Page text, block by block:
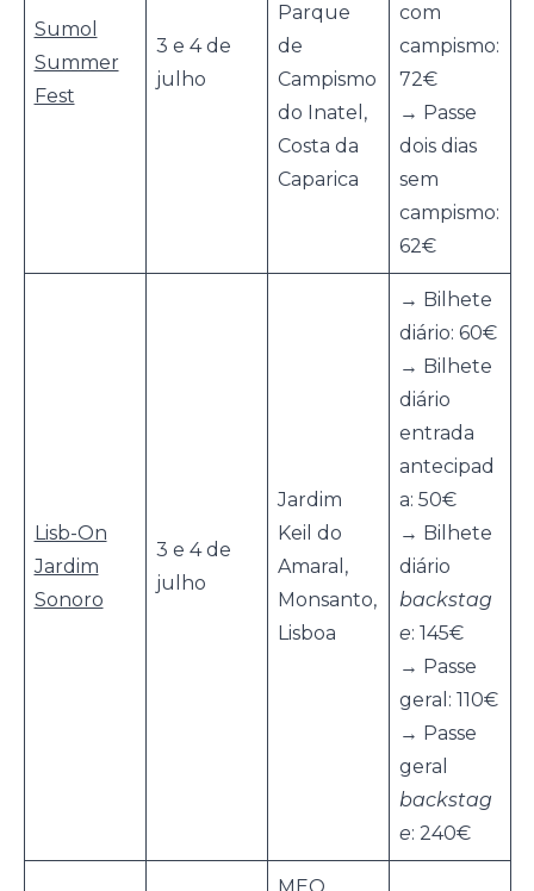
Sumol
Summer
Fest
3 e 4 de
julho
Parque
de
Campismo
do Inatel,
Costa da
Caparica
com
campismo:
72€
→ Passe
dois dias
sem
campismo:
62€
Lisb-On
Jardim
Sonoro
3 e 4 de
julho
Jardim
Keil do
Amaral,
Monsanto,
Lisboa
→ Bilhete
diário: 60€
→ Bilhete
diário
entrada
antecipad
a: 50€
→ Bilhete
diário
backstag
e: 145€
→ Passe
geral: 110€
→ Passe
geral
backstag
e: 240€